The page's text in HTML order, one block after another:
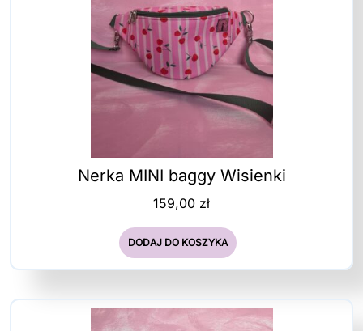
Nerka MINI baggy Wisienki
159,00 zł
DODAJ DO KOSZYKA